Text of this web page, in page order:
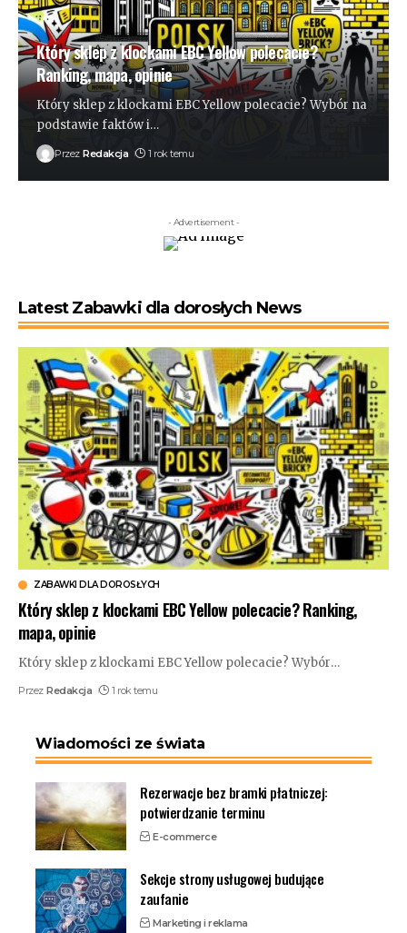
Który sklep z klockami EBC Yellow polecacie?
Ranking, mapa, opinie
Który sklep z klockami EBC Yellow polecacie? Wybór na
podstawie faktów i…
Przez Redakcja 1 rok temu
- Advertisement -
Latest Zabawki dla dorosłych News
ZABAWKI DLA DOROSŁYCH
Który sklep z klockami EBC Yellow polecacie? Ranking,
mapa, opinie
Który sklep z klockami EBC Yellow polecacie? Wybór…
Przez Redakcja 1 rok temu
Wiadomości ze świata
Rezerwacje bez bramki płatniczej:
potwierdzanie terminu
E-commerce
Sekcje strony usługowej budujące
zaufanie
Marketing i reklama